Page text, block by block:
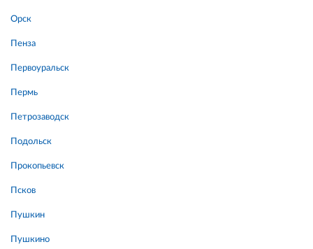
Орск
Пенза
Первоуральск
Пермь
Петрозаводск
Подольск
Прокопьевск
Псков
Пушкин
Пушкино